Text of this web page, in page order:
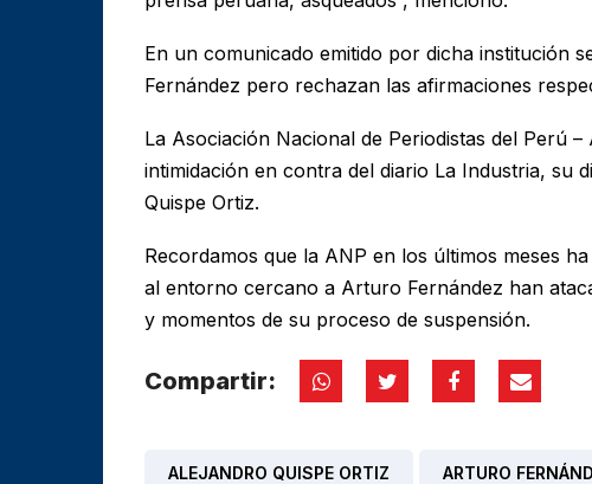
En un comunicado emitido por dicha institución
Fernández pero rechazan las afirmaciones
La Asociación Nacional de Periodistas del Perú
intimidación en contra del diario La Industria, su
Quispe Ortiz.
Recordamos que la ANP en los últimos meses
al entorno cercano a Arturo Fernández han
y momentos de su proceso de suspensión.
Compartir:
ALEJANDRO QUISPE ORTIZ ARTURO